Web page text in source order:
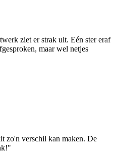
ziet er strak uit. Eén ster eraf
maar wel netjes
zo'n verschil kan maken. De
"